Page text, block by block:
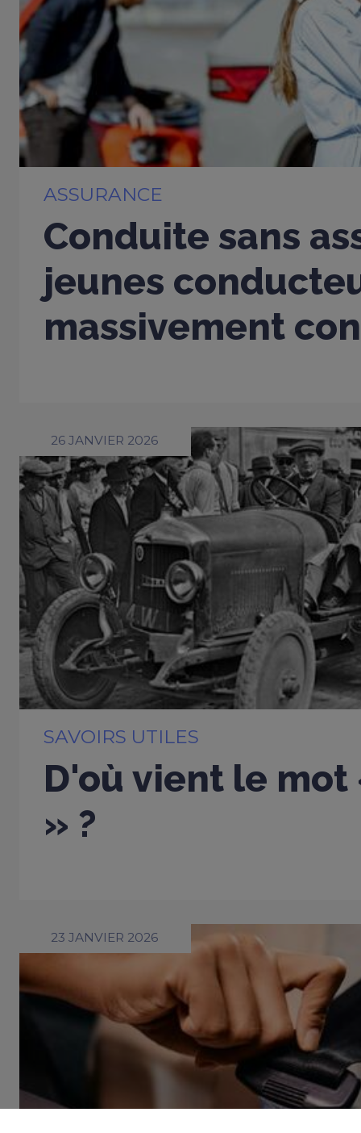
ASSURANCE
Conduite sans
jeunes
massivement
26 JANVIER 2026
SAVOIRS UTILES
D'où vient le
» ?
23 JANVIER 2026